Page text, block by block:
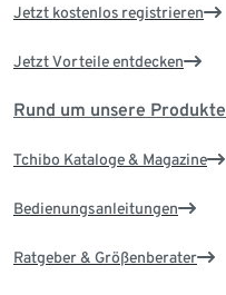
Jetzt kostenlos registrieren
Jetzt Vorteile entdecken
Rund um unsere Produkte
Tchibo Kataloge & Magazine
Bedienungsanleitungen
Ratgeber & Größenberater